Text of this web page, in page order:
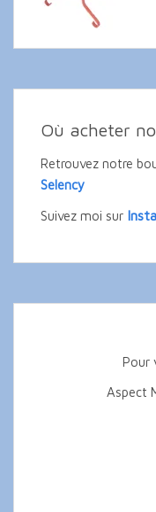
Où acheter
Retrouvez notre
Selency
Suivez moi sur
Pour
Aspect